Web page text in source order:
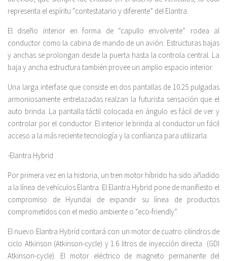
representa el espíritu “contestatario y diferente” del Elantra.
El diseño interior en forma de “capullo envolvente” rodea al
conductor como la cabina de mando de un avión. Estructuras bajas
y anchas se prolongan desde la puerta hasta la controla central. La
baja y ancha estructura también provee un amplio espacio interior.
Una larga interfase que consiste en dos pantallas de 10.25 pulgadas
armoniosamente entrelazadas realzan la futurista sensación que el
auto brinda. La pantalla táctil colocada en ángulo es fácil de ver y
controlar por el conductor. El interior le brinda al conductor un fácil
acceso a la más reciente tecnología y la confianza para utilizarla.
-Elantra Hybrid
Por primera vez en la historia, un tren motor híbrido ha sido añadido
a la línea de vehículos Elantra. El Elantra Hybrid pone de manifiesto el
compromiso de Hyundai de expandir su línea de productos
comprometidos con el medio ambiente o “eco-friendly”.
El nuevo Elantra Hybrid contará con un motor de cuatro cilindros de
ciclo Atkinson (Atkinson-cycle) y 1.6 litros de inyección directa (GDI
Atkinson-cycle). El motor eléctrico de magneto permanente del